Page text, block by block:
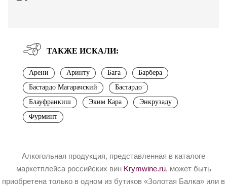
ТАКЖЕ ИСКАЛИ:
Арени Аринту Бага
Барбера
Бастардо Магарачский
Бастардо
Блауфранкиш
Эким Кара
Энкрузаду
Фурминт
Алкогольная продукция, представленная в каталоге
маркетплейса российских вин Krymwine.ru, может быть
приобретена только в одном из бутиков «Золотая Балка» или в